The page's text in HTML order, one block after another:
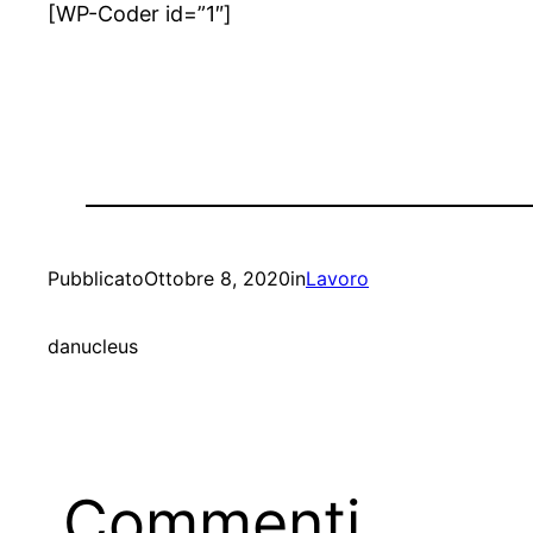
[WP-Coder id=”1″]
PubblicatoOttobre 8, 2020inLavoro
danucleus